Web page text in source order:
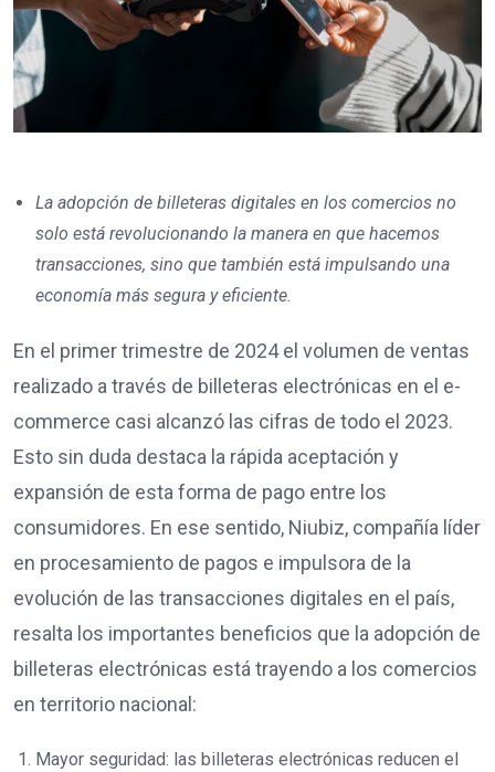
La adopción de billeteras digitales en los comercios no
solo está revolucionando la manera en que hacemos
transacciones, sino que también está impulsando una
economía más segura y eficiente.
En el primer trimestre de 2024 el volumen de ventas
realizado a través de billeteras electrónicas en el e-
commerce casi alcanzó las cifras de todo el 2023.
Esto sin duda destaca la rápida aceptación y
expansión de esta forma de pago entre los
consumidores. En ese sentido, Niubiz, compañía líder
en procesamiento de pagos e impulsora de la
evolución de las transacciones digitales en el país,
resalta los importantes beneficios que la adopción de
billeteras electrónicas está trayendo a los comercios
en territorio nacional:
Mayor seguridad: las billeteras electrónicas reducen el